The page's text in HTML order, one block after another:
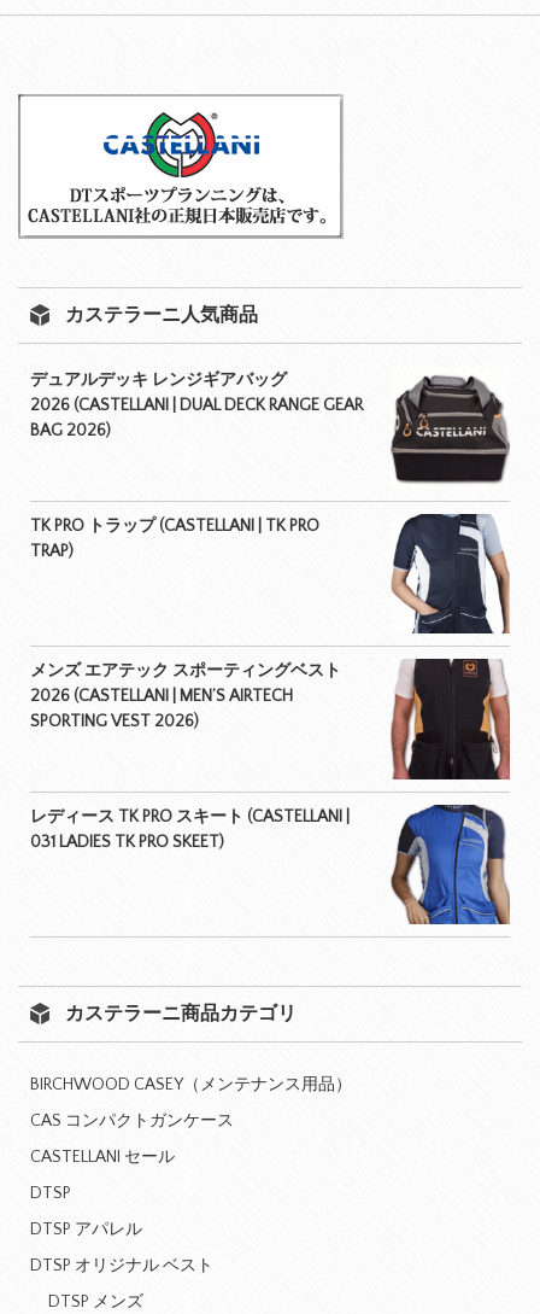
カステラーニ人気商品
デュアルデッキ レンジギアバッグ
2026 (CASTELLANI | DUAL DECK RANGE GEAR
BAG 2026)
TK PRO トラップ (CASTELLANI | TK PRO
TRAP)
メンズ エアテック スポーティングベスト
2026 (CASTELLANI | MEN’S AIRTECH
SPORTING VEST 2026)
レディース TK PRO スキート (CASTELLANI |
031 LADIES TK PRO SKEET)
カステラーニ商品カテゴリ
BIRCHWOOD CASEY（メンテナンス用品）
CAS コンパクトガンケース
CASTELLANI セール
DTSP
DTSP アパレル
DTSP オリジナル ベスト
DTSP メンズ